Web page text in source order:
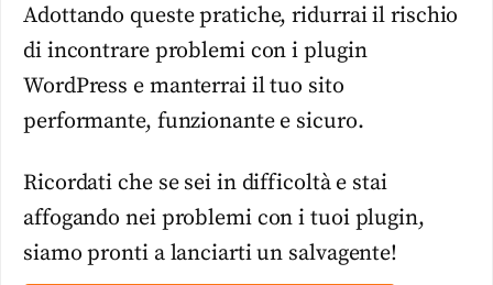
Adottando queste pratiche, ridurrai il rischio
di incontrare problemi con i plugin
WordPress e manterrai il tuo sito
performante, funzionante e sicuro.
Ricordati che se sei in difficoltà e stai
affogando nei problemi con i tuoi plugin,
siamo pronti a lanciarti un salvagente!